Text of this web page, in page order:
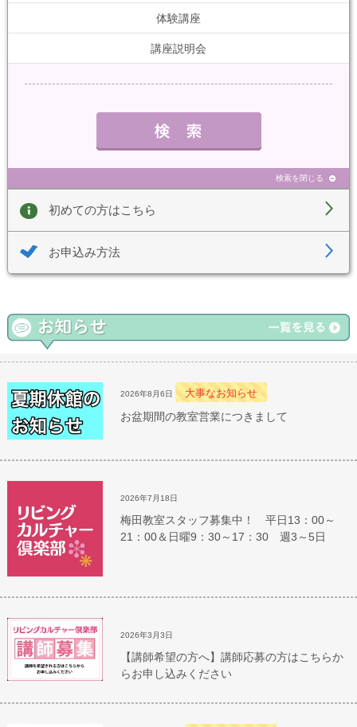
体験講座
講座説明会
検索を閉じる
初めての方はこちら
お申込み方法
2026年8月6日 大事なお知らせ
お盆期間の教室営業につきまして
2026年7月18日
梅田教室スタッフ募集中！ 平日13：00～
21：00＆日曜9：30～17：30 週3～5日
2026年3月3日
【講師希望の方へ】講師応募の方はこちらか
らお申し込みください